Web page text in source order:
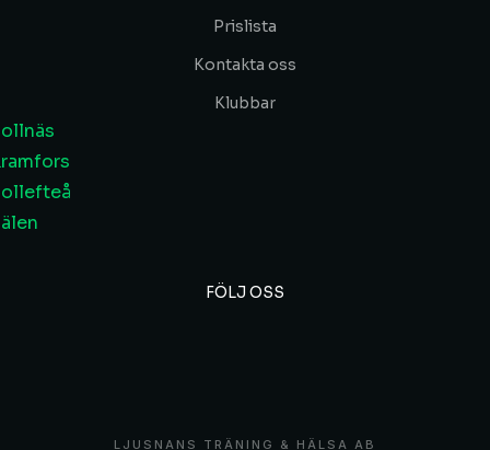
Prislista
Kontakta oss
Klubbar
FÖLJ OSS
LJUSNANS TRÄNING & HÄLSA AB